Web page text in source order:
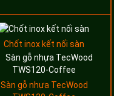
Chốt inox kết nối sàn
Sàn gỗ nhựa TecWood